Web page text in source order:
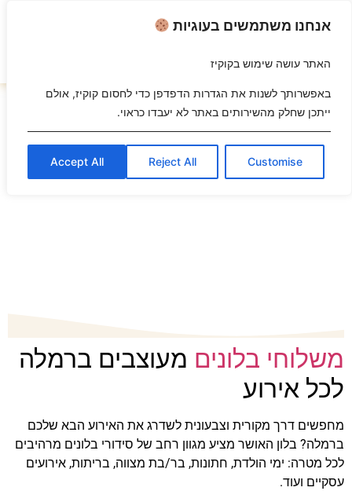
visibility_off השבת את ההבזקים
title סמן כותרות
settings צבע רקע
זום (הקטנה)
format_underlined הוסף קו תחתון לקישורים
font_download סמן קישורים
לאפס
את
כל
האפשרויות
cached
אנחנו משתמשים בעוגיות
האתר עושה שימוש בקוקיז
באפשרותך לשנות את הגדרות הדפדפן כדי לחסום קוקיז, אולם
ייתכן שחלק מהשירותים באתר לא יעבדו כראוי.
Customise
Reject All
Accept All
משלוחי בלונים מעוצבים ברמלה
לכל אירוע
מחפשים דרך מקורית וצבעונית לשדרג את האירוע הבא שלכם
ברמלה? בלון האושר מציע מגוון רחב של סידורי בלונים מרהיבים
לכל מטרה: ימי הולדת, חתונות, בר/בת מצווה, בריתות, אירועים
עסקיים ועוד.